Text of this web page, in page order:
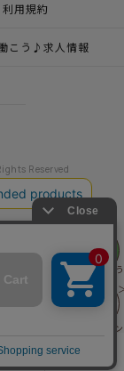
情報 ログイン
フェア
利用規約
こう♪求人情報
Reserved
そ＞
クロス＜ムーミン谷へよ
ス＜ムーミン谷へようこそ
へようこそ＞
ステッチクロス＜ムーミ
谷へようこそ＞
10日（水）発売の商品